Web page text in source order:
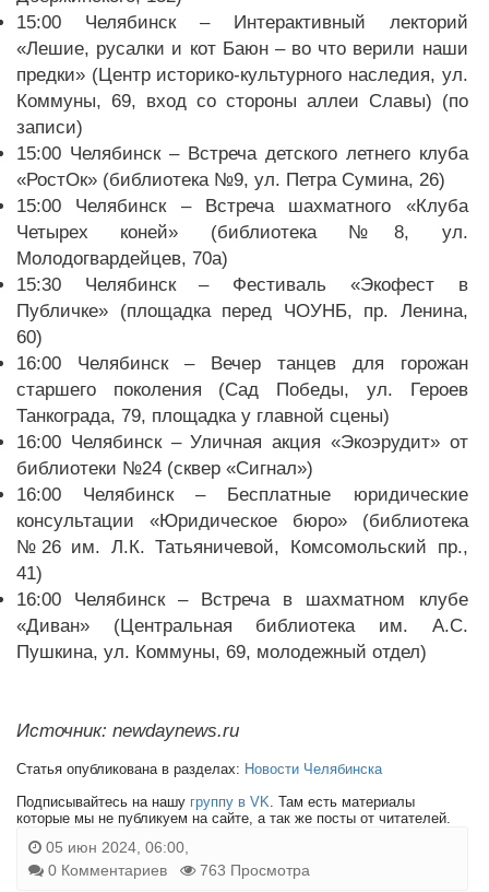
15:00 Челябинск – Интерактивный лекторий
«Лешие, русалки и кот Баюн – во что верили наши
предки» (Центр историко-культурного наследия, ул.
Коммуны, 69, вход со стороны аллеи Славы) (по
записи)
15:00 Челябинск – Встреча детского летнего клуба
«РостОк» (библиотека №9, ул. Петра Сумина, 26)
15:00 Челябинск – Встреча шахматного «Клуба
Четырех коней» (библиотека №8, ул.
Молодогвардейцев, 70а)
15:30 Челябинск – Фестиваль «Экофест в
Публичке» (площадка перед ЧОУНБ, пр. Ленина,
60)
16:00 Челябинск – Вечер танцев для горожан
старшего поколения (Сад Победы, ул. Героев
Танкограда, 79, площадка у главной сцены)
16:00 Челябинск – Уличная акция «Экоэрудит» от
библиотеки №24 (сквер «Сигнал»)
16:00 Челябинск – Бесплатные юридические
консультации «Юридическое бюро» (библиотека
№26 им. Л.К. Татьяничевой, Комсомольский пр.,
41)
16:00 Челябинск – Встреча в шахматном клубе
«Диван» (Центральная библиотека им. А.С.
Пушкина, ул. Коммуны, 69, молодежный отдел)
Источник: newdaynews.ru
Статья опубликована в разделах: Новости Челябинска
Подписывайтесь на нашу группу в VK . Там есть материалы
которые мы не публикуем на сайте, а так же посты от читателей.
05 июн 2024, 06:00,
0 Комментариев
763 Просмотра